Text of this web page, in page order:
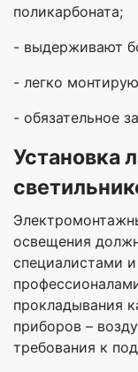
поликарбоната;
- выдерживают
- легко
- обязательное
Установка
освещения
специалистами
прокладывания
приборов –
требования к